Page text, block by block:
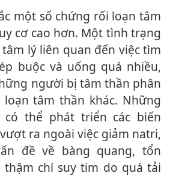
cơ cao hơn. Một tình trạng
lý liên quan đến việc tìm
buộc và uống quá nhiều,
người bị tâm thần phân
tâm thần khác. Những
có thể phát triển các biến
ra ngoài việc giảm natri,
đề về bàng quang, tổn
chí suy tim do quá tải